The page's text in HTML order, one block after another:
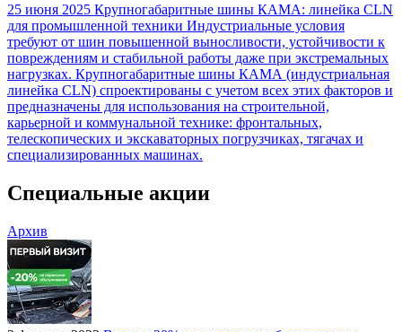
25 июня 2025 Крупногабаритные шины КАМА: линейка CLN
для промышленной техники Индустриальные условия
требуют от шин повышенной выносливости, устойчивости к
повреждениям и стабильной работы даже при экстремальных
нагрузках. Крупногабаритные шины КАМА (индустриальная
линейка CLN) спроектированы с учетом всех этих факторов и
предназначены для использования на строительной,
карьерной и коммунальной технике: фронтальных,
телескопических и экскаваторных погрузчиках, тягачах и
специализированных машинах.
Специальные акции
Архив